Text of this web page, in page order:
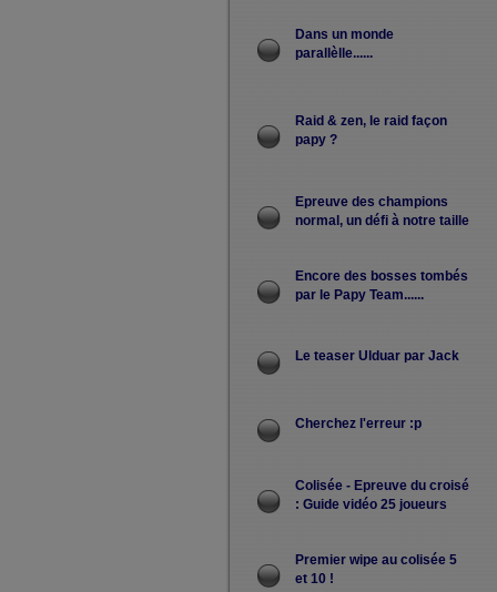
Dans un monde
parallèlle......
Raid & zen, le raid façon
papy ?
Epreuve des champions
normal, un défi à notre taille
Encore des bosses tombés
par le Papy Team......
Le teaser Ulduar par Jack
Cherchez l'erreur :p
Colisée - Epreuve du croisé
: Guide vidéo 25 joueurs
Premier wipe au colisée 5
et 10 !